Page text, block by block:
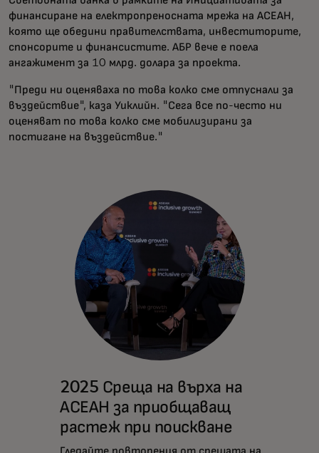
финансиране на електропреносната мрежа на АСЕАН,
която ще обедини правителствата, инвеститорите,
спонсорите и финансистите. АБР вече е поела
ангажимент за 10 млрд. долара за проекта.
"Преди ни оценяваха по това колко сме отпуснали за
въздействие", каза Уиклийн. "Сега все по-често ни
оценяват по това колко сме мобилизирани за
постигане на въздействие."
2025 Среща на върха на
АСЕАН за приобщаващ
растеж при поискване
Гледайте повторения от срещата на